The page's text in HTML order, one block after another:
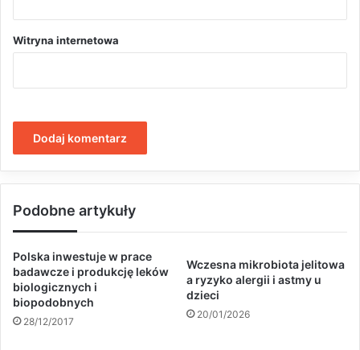
Witryna internetowa
Podobne artykuły
Polska inwestuje w prace
badawcze i produkcję leków
biologicznych i
biopodobnych
28/12/2017
Wczesna mikrobiota jelitowa
a ryzyko alergii i astmy u
dzieci
20/01/2026